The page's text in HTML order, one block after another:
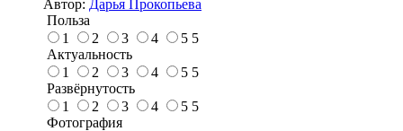
Автор: Дарья Прокопьева
Польза
1
2 3 4 5 5
Актуальность
1
2 3 4 5 5
Развёрнутость
1
2 3 4 5 5
Фотография